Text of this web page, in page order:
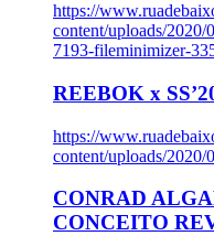
https://
content/uploads/2020/
7193-fileminimizer-
REEBOK x
https://
content/uploads/2020/
CONRAD
CONCEITO